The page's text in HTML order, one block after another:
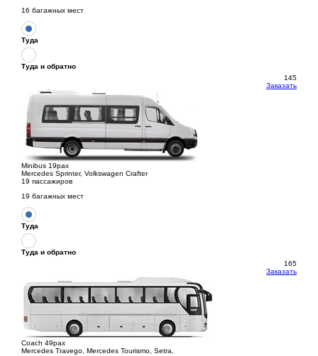
16 багажных мест
Туда
Туда и обратно
145
Заказать
Minibus 19pax
Mercedes Sprinter, Volkswagen Crafter
19 пассажиров
19 багажных мест
Туда
Туда и обратно
165
Заказать
Coach 49pax
Mercedes Travego, Mercedes Tourismo, Setra,